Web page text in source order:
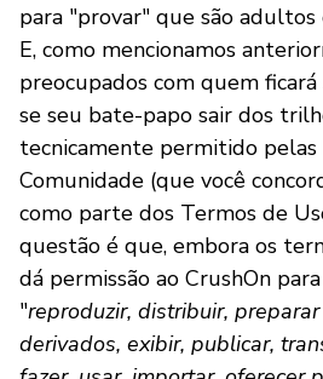
para "provar" que são adultos
E, como mencionamos
preocupados com quem
se seu bate-papo sair dos
tecnicamente permitido
Comunidade (que você
como parte dos Termos de
questão é que, embora os
dá permissão ao CrushOn
"reproduzir, distribuir,
derivados, exibir, publicar,